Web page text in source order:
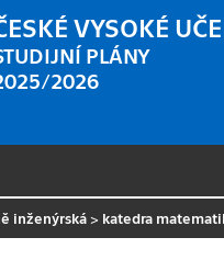
VYSOKÉ
PLÁNY
2026
inženýrská> katedra